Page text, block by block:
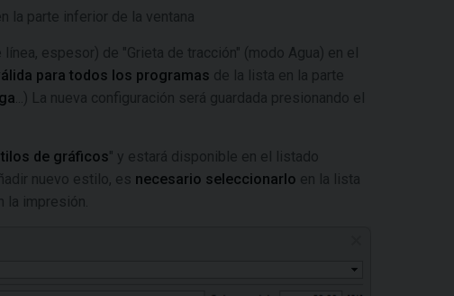
la parte inferior de la ventana
espesor) de "Grieta de tracción" (modo Agua) en el
para todos los programas de la lista en la parte
...) La nueva configuración será guardada presionando el
de gráficos" y estará disponible en el listado
nuevo estilo, es necesario seleccionarlo en la lista
la impresión.